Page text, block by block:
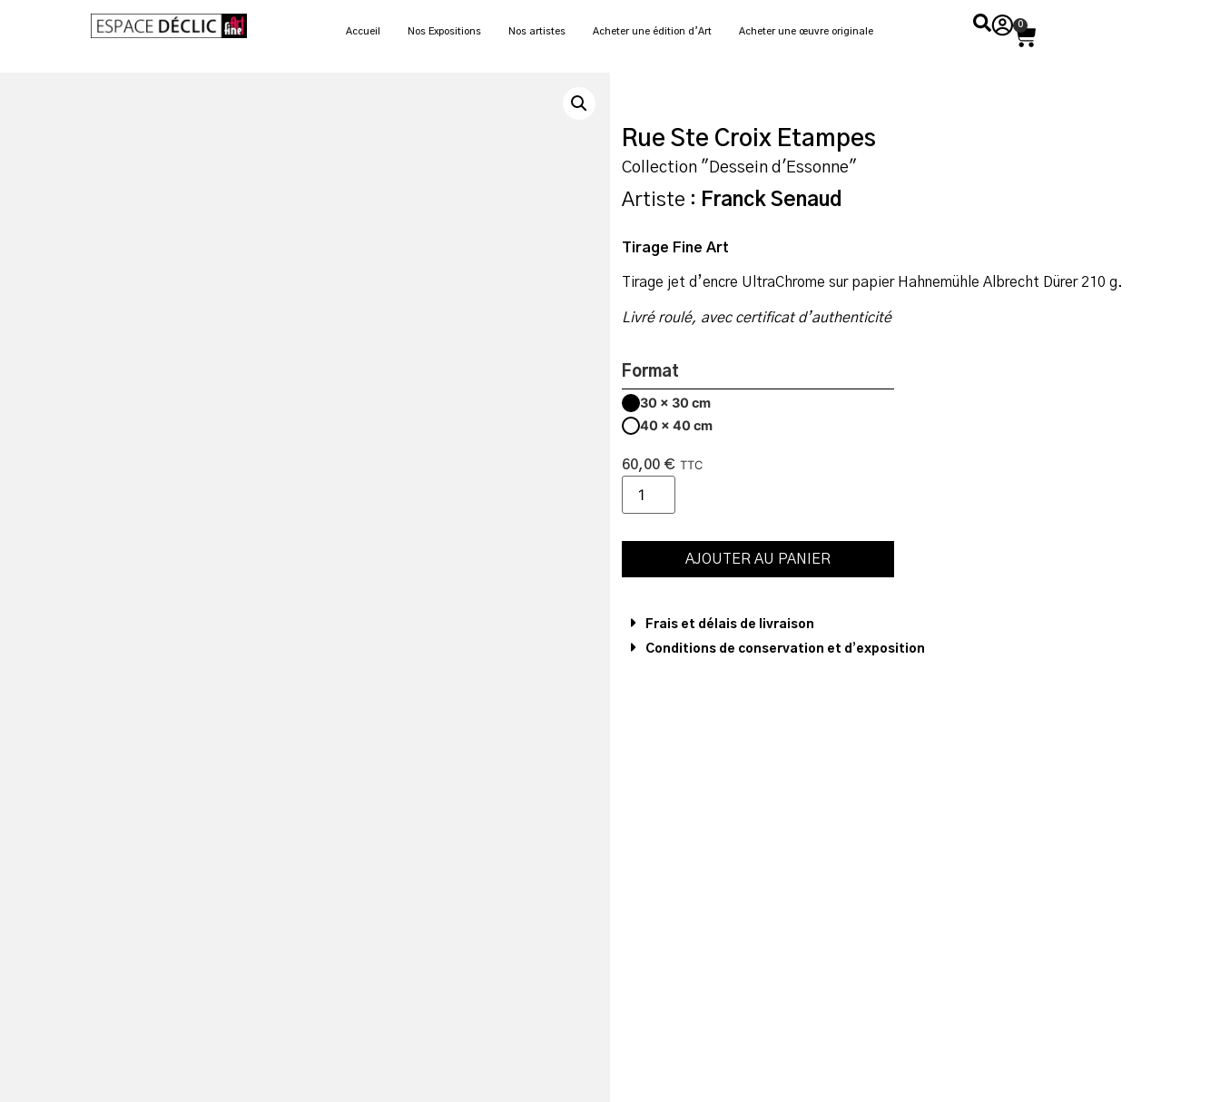
Accueil Nos Expositions Nos artistes Acheter une édition d’Art Acheter une œuvre originale
0
Rue Ste Croix Etampes
Collection "Dessein d'Essonne"
Artiste : Franck Senaud
Tirage Fine Art
Tirage jet d’encre UltraChrome sur papier Hahnemühle Albrecht Dürer 210 g.
Livré roulé, avec certificat d’authenticité
Format
30 x 30 cm
40 x 40 cm
60,00 € TTC
AJOUTER AU PANIER
Frais et délais de livraison
Conditions de conservation et d’exposition